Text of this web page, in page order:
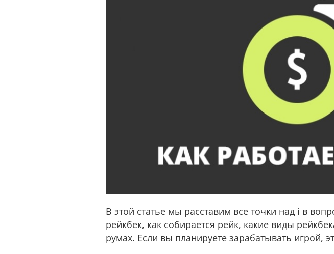
В этой статье мы расставим все точки над i в
рейкбек, как собирается рейк, какие виды
румах. Если вы планируете зарабатывать игрой,